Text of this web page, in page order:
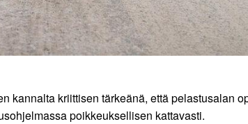
kriittisen tärkeänä, että pelastusalan
poikkeuksellisen kattavasti.